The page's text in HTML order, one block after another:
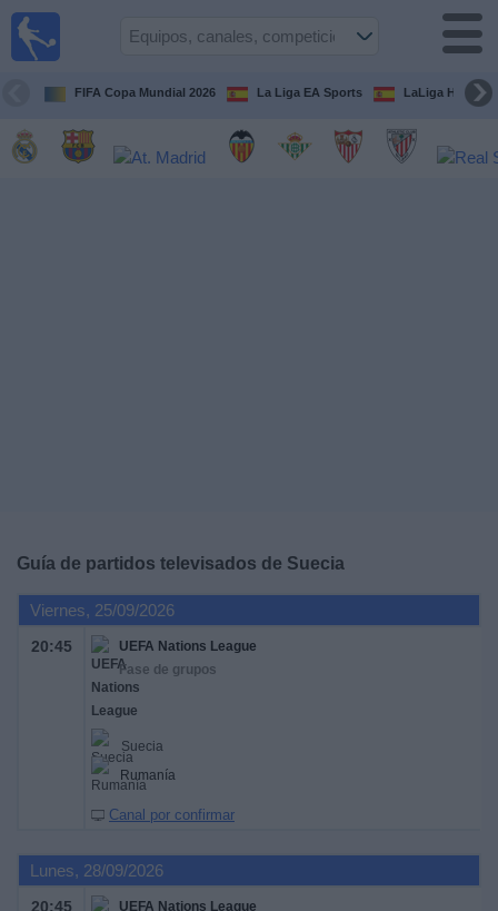
FIFA Copa Mundial 2026 La Liga EA Sports LaLiga
Guía de partidos televisados de Suecia
Viernes, 25/09/2026
20:45
UEFA Nations League
Fase de grupos
Suecia
Rumanía
Canal por confirmar
Lunes, 28/09/2026
20:45
UEFA Nations League
Guía de
Televisados
Noticias